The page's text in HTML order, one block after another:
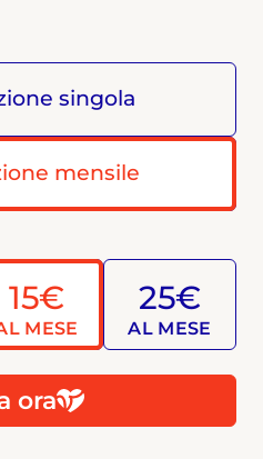
singola
mensile
15€
MESE
25€
AL MESE
ora